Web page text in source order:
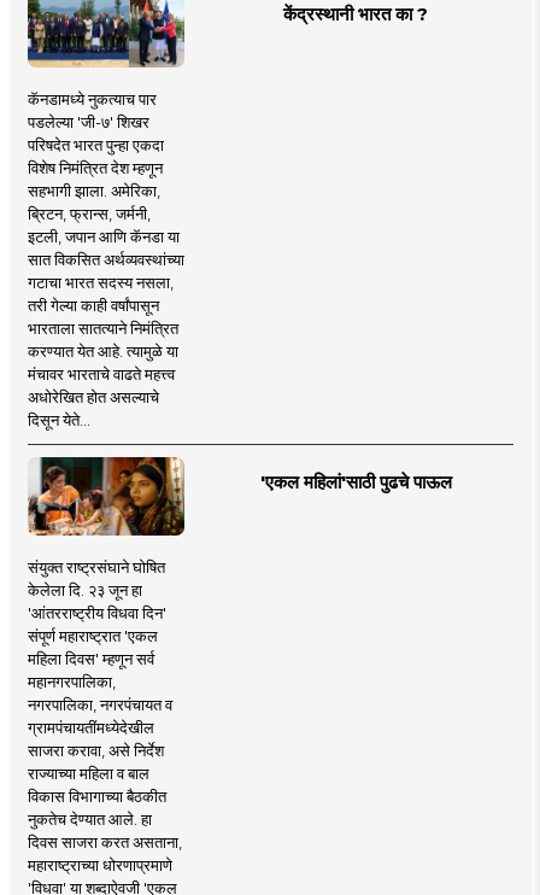
केंद्रस्थानी भारत का ?
कॅनडामध्ये नुकत्याच पार
पडलेल्या 'जी-७' शिखर
परिषदेत भारत पुन्हा एकदा
विशेष निमंत्रित देश म्हणून
सहभागी झाला. अमेरिका,
ब्रिटन, फ्रान्स, जर्मनी,
इटली, जपान आणि कॅनडा या
सात विकसित अर्थव्यवस्थांच्या
गटाचा भारत सदस्य नसला,
तरी गेल्या काही वर्षांपासून
भारताला सातत्याने निमंत्रित
करण्यात येत आहे. त्यामुळे या
मंचावर भारताचे वाढते महत्त्व
अधोरेखित होत असल्याचे
दिसून येते...
'एकल महिलां'साठी पुढचे पाऊल
संयुक्त राष्ट्रसंघाने घोषित
केलेला दि. २३ जून हा
'आंतरराष्ट्रीय विधवा दिन'
संपूर्ण महाराष्ट्रात 'एकल
महिला दिवस' म्हणून सर्व
महानगरपालिका,
नगरपालिका, नगरपंचायत व
ग्रामपंचायतींमध्येदेखील
साजरा करावा, असे निर्देश
राज्याच्या महिला व बाल
विकास विभागाच्या बैठकीत
नुकतेच देण्यात आले. हा
दिवस साजरा करत असताना,
महाराष्ट्राच्या धोरणाप्रमाणे
'विधवा' या शब्दाऐवजी 'एकल